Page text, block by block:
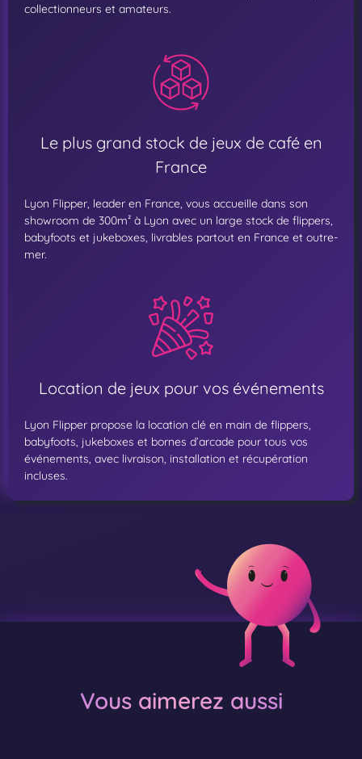
collectionneurs et amateurs.
Le plus grand stock de jeux de café en
France
Lyon Flipper, leader en France, vous accueille dans son
showroom de 300m² à Lyon avec un large stock de flippers,
babyfoots et jukeboxes, livrables partout en France et outre-
mer.
Location de jeux pour vos événements
Lyon Flipper propose la location clé en main de flippers,
babyfoots, jukeboxes et bornes d’arcade pour tous vos
événements, avec livraison, installation et récupération
incluses.
Vous aimerez aussi